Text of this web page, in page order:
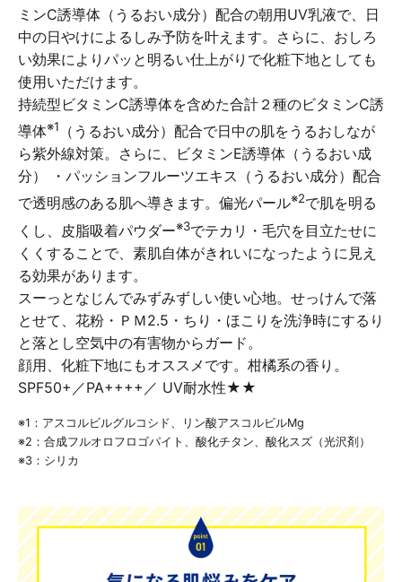
その他
お悩み・用途から探す
ブランドから探す
キャンペーンから探す
ミンC誘導体（うるおい成分）配合の朝用UV乳液で、日
中の日やけによるしみ予防を叶えます。さらに、おしろ
い効果によりパッと明るい仕上がりで化粧下地としても
使用いただけます。
持続型ビタミンC誘導体を含めた合計２種のビタミンC誘
導体※1
（うるおい成分）配合で日中の肌をうるおしなが
ら紫外線対策。さらに、ビタミンE誘導体（うるおい成
分） ・パッションフルーツエキス（うるおい成分）配合
で透明感のある肌へ導きます。偏光パール※2で肌を明る
くし、皮脂吸着パウダー※3でテカリ・毛穴を目立たせに
くくすることで、素肌自体がきれいになったように見え
る効果があります。
スーっとなじんでみずみずしい使い心地。せっけんで落
とせて、花粉・ＰＭ2.5・ちり・ほこりを洗浄時にするり
と落とし空気中の有害物からガード。
顔用、化粧下地にもオススメです。柑橘系の香り。
SPF50+／PA++++／ UV耐水性★★
※1：アスコルビルグルコシド、リン酸アスコルビルMg
※2：合成フルオロフロゴパイト、酸化チタン、酸化スズ（光沢剤）
※3：シリカ